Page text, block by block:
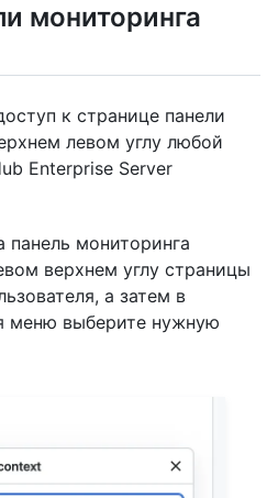
мониторинга
к странице панели
левом углу любой
Enterprise Server
панель мониторинга
верхнем углу страницы
а затем в
меню выберите нужную